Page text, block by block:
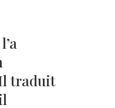
traduit